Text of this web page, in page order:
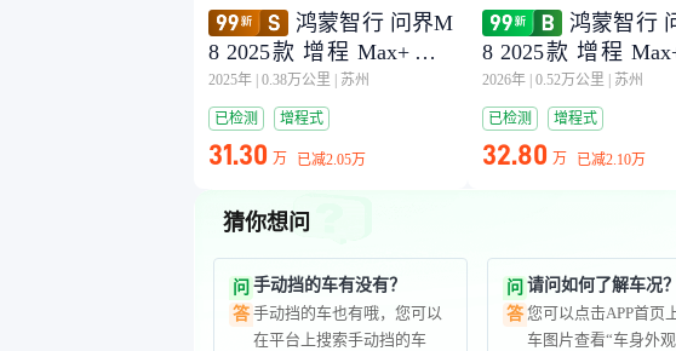
鸿蒙智行 问界M
8 2025款 增程 Max+版 5
3.4kWh 5座版 (192线激光
雷达）
2025年 0.38万公里 苏州
已检测 增程式
31.30 万 已减2.05万
鸿蒙智行
8 2025款 增程
3.4kWh 5座版 (192
雷达）
2026年 0.52万公里 苏州
已检测 增程式
32.80 万 已减2.10万
猜你想问
问 手动挡的车有没有？
答 手动挡的车也有哦，您可以
在平台上搜索手动挡的车
问 请问如何了解车况？
答 您可以点击APP首页
车图片查看“车身外